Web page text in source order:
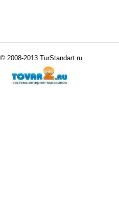
© 2008-2013 TurStandart.ru